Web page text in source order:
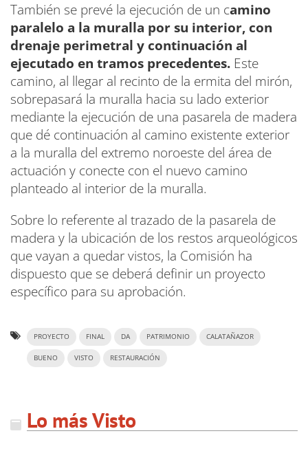
También se prevé la ejecución de un camino
paralelo a la muralla por su interior, con
drenaje perimetral y continuación al
ejecutado en tramos precedentes. Este
camino, al llegar al recinto de la ermita del mirón,
sobrepasará la muralla hacia su lado exterior
mediante la ejecución de una pasarela de madera
que dé continuación al camino existente exterior
a la muralla del extremo noroeste del área de
actuación y conecte con el nuevo camino
planteado al interior de la muralla.
Sobre lo referente al trazado de la pasarela de
madera y la ubicación de los restos arqueológicos
que vayan a quedar vistos, la Comisión ha
dispuesto que se deberá definir un proyecto
específico para su aprobación.
PROYECTO FINAL DA PATRIMONIO CALATAÑAZOR
BUENO VISTO RESTAURACIÓN
Lo más Visto